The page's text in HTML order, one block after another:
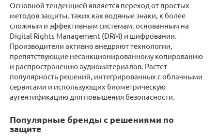
Основной тенденцией является переход от простых
методов защиты, таких как водяные знаки, к более
сложным и эффективным системам, основанным на
Digital Rights Management (DRM) и шифровании.
Производители активно внедряют технологии,
препятствующие несанкционированному копированию
и распространению аудиоматериалов. Растет
популярность решений, интегрированных с облачными
сервисами и использующих биометрическую
аутентификацию для повышения безопасности.
Популярные бренды с решениями по
защите